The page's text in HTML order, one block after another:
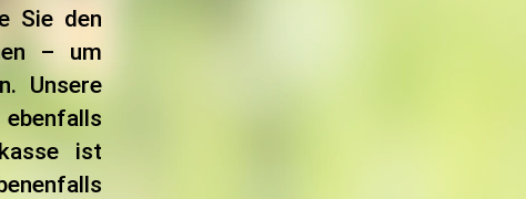
Sie den
– um
Unsere
ist